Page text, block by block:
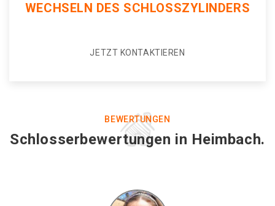
WECHSELN DES SCHLOSSZYLINDERS
JETZT KONTAKTIEREN
BEWERTUNGEN
Schlosserbewertungen in Heimbach.